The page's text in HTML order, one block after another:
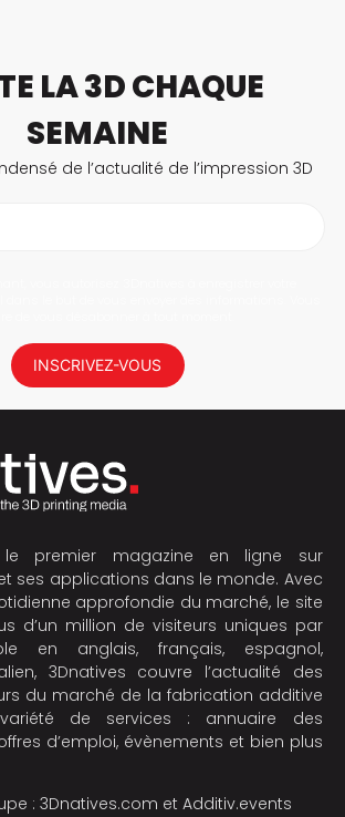
LA 3D CHAQUE
SEMAINE
de l’actualité de l’impression 3D
INSCRIVEZ-VOUS
le premier magazine en ligne sur
ses applications dans le monde. Avec
approfondie du marché, le site
d’un million de visiteurs uniques par
en anglais, français, espagnol,
3Dnatives couvre l’actualité des
du marché de la fabrication additive
de services : annuaire des
d’emploi, évènements et bien plus
: 3Dnatives.com et Additiv.events